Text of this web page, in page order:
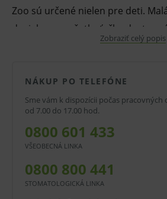
Zoo sú určené nielen pre deti.
dosiahne na všetky ťažko
vlákna sú šetrné k ďasnám. Kefka
odporúčaný rovný zástrih a
je široká škála farieb a potlačí.
Sklon hlavice kefky možno
čistenie. Stačí hlavicu kefky s
V prípade porušenia
tovaru nie je z dôvodu ochrany
Zobraziť celý popis
NÁKUP PO TELEFÓNE
Sme vám k dispozícii počas pracovných
od 7.00 do 17.00 hod.
0800 601 433
VŠEOBECNÁ LINKA
0800 800 441
STOMATOLOGICKÁ LINKA